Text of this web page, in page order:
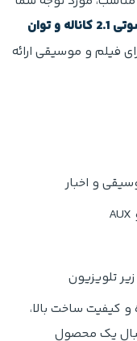
سیستم صوتی 2.1 کاناله و توان
فیلم و موسیقی ارائه
و اخبار
تلویزیون
و کیفیت ساخت بالا،
یک محصول